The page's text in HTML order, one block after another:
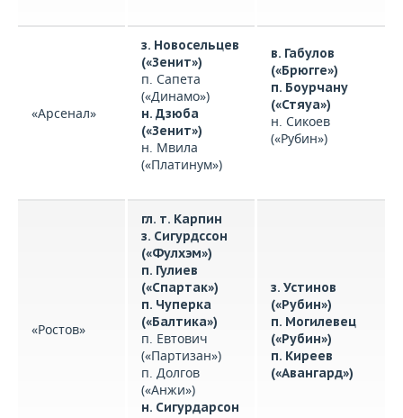
«Арсенал»
з. Новосельцев
(«Зенит»)
п. Сапета
(«Динамо»)
н. Дзюба
(«Зенит»)
н. Мвила
(«Платинум»)
в. Габулов
(«Брюгге»)
п. Боурчану
(«Стяуа»)
н. Сикоев
(«Рубин»)
«Ростов»
гл. т. Карпин
з. Сигурдссон
(«Фулхэм»)
п. Гулиев
(«Спартак»)
п. Чуперка
(«Балтика»)
п. Евтович
(«Партизан»)
п. Долгов
(«Анжи»)
н. Сигурдарсон
з. Устинов
(«Рубин»)
п. Могилевец
(«Рубин»)
п. Киреев
(«Авангард»)